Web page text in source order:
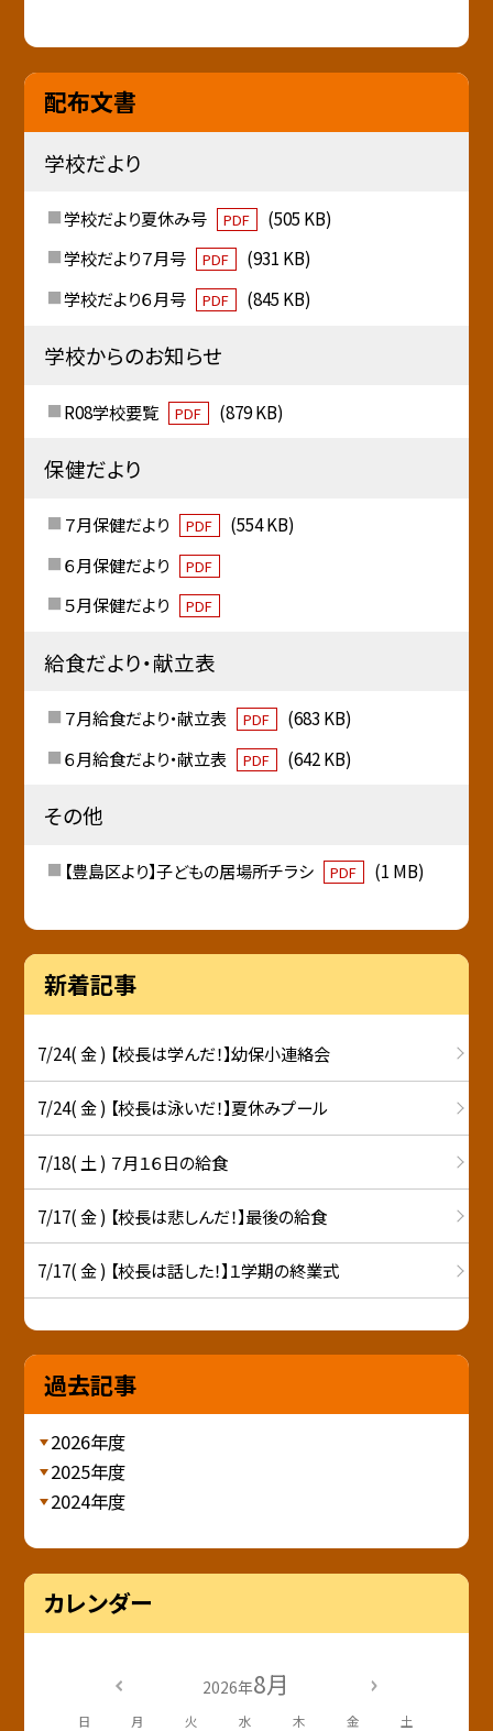
配布文書
学校だより
学校だより夏休み号 PDF
(505 KB)
学校だより７月号
PDF
(931 KB)
学校だより６月号
PDF (845 KB)
学校からのお知らせ
R08学校要覧 PDF (879 KB)
保健だより
７月保健だより PDF
(554 KB)
６月保健だより
PDF
５月保健だより PDF
給食だより・献立表
７月給食だより・献立表 PDF
(683 KB)
６月給食だより・献立表
PDF (642 KB)
その他
【豊島区より】子どもの居場所チラシ PDF (1 MB)
新着記事
7/24( 金 ) 【校長は学んだ！】幼保小連絡会
7/24( 金 ) 【校長は泳いだ！】夏休みプール
7/18( 土 ) ７月１６日の給食
7/17( 金 ) 【校長は悲しんだ！】最後の給食
7/17( 金 ) 【校長は話した！】１学期の終業式
過去記事
2026年度
2025年度
2024年度
カレンダー
2026年8月
日 月 火 水 木 金 土